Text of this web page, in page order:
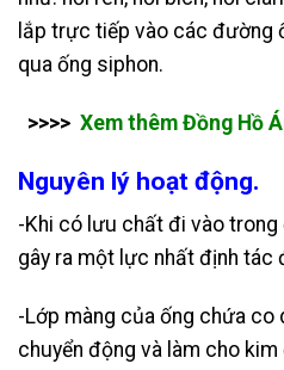
lắp trực tiếp vào các đường
qua ống siphon.
>>>> Xem thêm Đồng Hồ
Nguyên lý hoạt động.
-Khi có lưu chất đi vào
gây ra một lực nhất định tác
-Lớp màng của ống chứa co
chuyển động và làm cho